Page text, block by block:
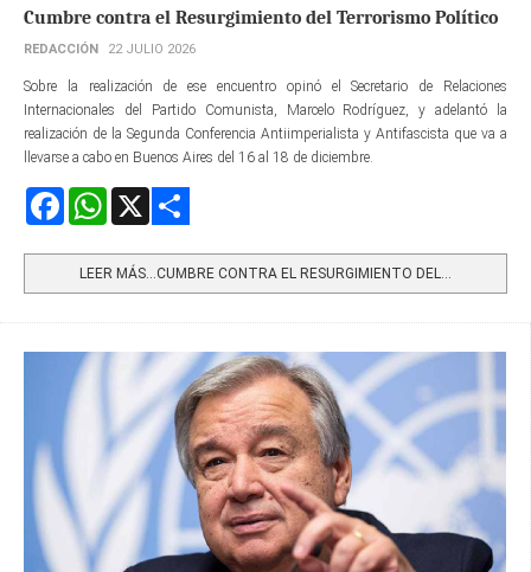
Cumbre contra el Resurgimiento del Terrorismo Político
REDACCIÓN 22 JULIO 2026
Sobre la realización de ese encuentro opinó el Secretario de Relaciones
Internacionales del Partido Comunista, Marcelo Rodríguez, y adelantó la
realización de la Segunda Conferencia Antiimperialista y Antifascista que va a
llevarse a cabo en Buenos Aires del 16 al 18 de diciembre.
FacebookWhatsApp
LEER MÁS…CUMBRE CONTRA EL RESURGIMIENTO DEL...